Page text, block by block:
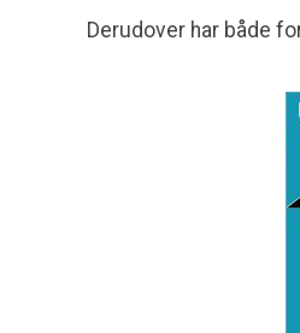
Derudover har både